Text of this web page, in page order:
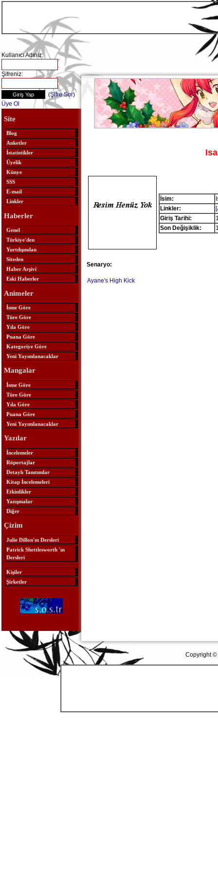
Kullanıcı Adınız:
Şifreniz:
(Şifre Sor)
Üye Ol
Site
Blog
Anketler
İstatistikler
Üyelik
Künye
SSS
E-mail
Linkler
Haberler
Genel
Türkiye'den
Yurtdışından
Siteden
Haber Arşivi
Eski Haberler
Animeler
İsme Göre
Türe Göre
Yıla Göre
Puana Göre
Kategoriye Göre
Yeni Yayımlanacaklar
Mangalar
İsme Göre
Türe Göre
Yıla Göre
Puana Göre
Yeni Yayımlanacaklar
Yazılar
İncelemeler
Röportajlar
Detaylı Tanıtımlar
Kitap İncelemeleri
Etkinlikler
Yazışmalar
Diğer
Çizim
Julie Dillon'ın Dersleri
Patrick Shettlesworth 'ın
Dersleri
Kişiler
Şirketler
İsim:
Linkler:
Giriş Tarihi:
Son Değişiklik:
Senaryo:
Ayane's High Kick
Copyright ©